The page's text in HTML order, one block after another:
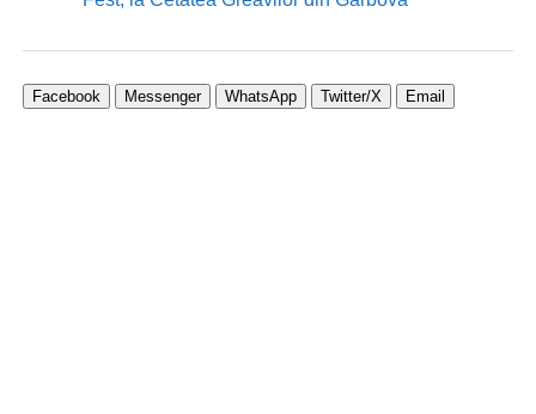
Facebook Messenger WhatsApp Twitter/X Email